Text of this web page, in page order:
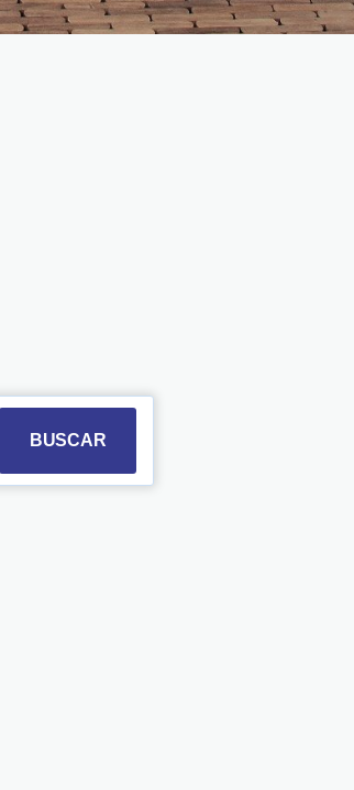
and select a date. Press the
the calendar and select a date.
BUSCAR